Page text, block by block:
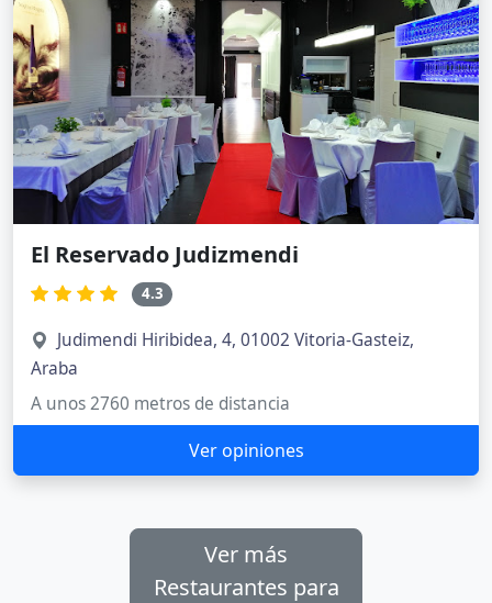
El Reservado Judizmendi
4.3
Judimendi Hiribidea, 4, 01002 Vitoria-Gasteiz,
Araba
A unos 2760 metros de distancia
Ver opiniones
Ver más
Restaurantes para